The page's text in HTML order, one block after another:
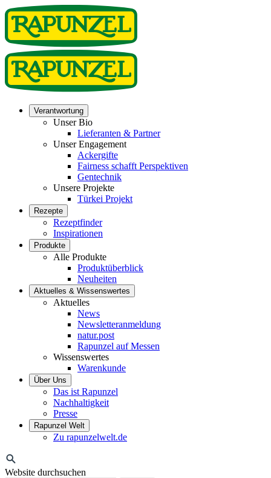
Verantwortung
Unser Bio
Lieferanten & Partner
Unser Engagement
Ackergifte
Fairness schafft Perspektiven
Gentechnik
Unsere Projekte
Türkei Projekt
Rezepte
Rezeptfinder
Inspirationen
Produkte
Alle Produkte
Produktüberblick
Neuheiten
Aktuelles & Wissenswertes
Aktuelles
News
Newsletteranmeldung
natur.post
Rapunzel auf Messen
Wissenswertes
Warenkunde
Über Uns
Das ist Rapunzel
Nachhaltigkeit
Presse
Rapunzel Welt
Zu rapunzelwelt.de
Website durchsuchen